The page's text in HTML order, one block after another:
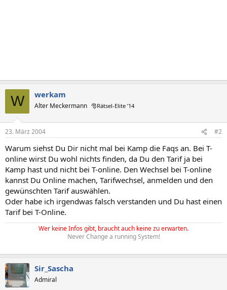
W werkam
Alter Meckermann 🎅Rätsel-Elite ’14
23. März 2004 #2
Warum siehst Du Dir nicht mal bei Kamp die Faqs an. Bei T-
online wirst Du wohl nichts finden, da Du den Tarif ja bei
Kamp hast und nicht bei T-online. Den Wechsel bei T-online
kannst Du Online machen, Tarifwechsel, anmelden und den
gewünschten Tarif auswählen.
Oder habe ich irgendwas falsch verstanden und Du hast einen
Tarif bei T-Online.
Wer keine Infos gibt, braucht auch keine zu erwarten.
Never Change a running System!
Sir_Sascha
Admiral